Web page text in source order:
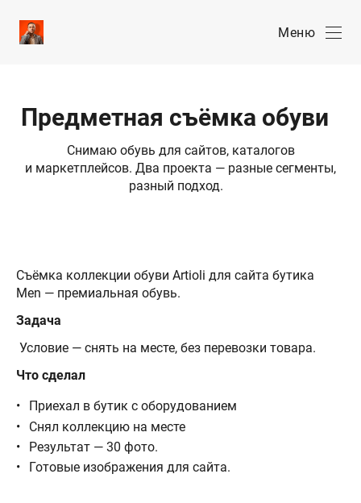
Меню
Предметная съёмка обуви
Снимаю обувь для сайтов, каталогов
и маркетплейсов. Два проекта — разные сегменты,
разный подход.
Съёмка коллекции обуви Artioli для сайта бутика
Men — премиальная обувь.
Задача
Условие — снять на месте, без перевозки товара.
Что сделал
Приехал в бутик с оборудованием
Снял коллекцию на месте
Результат — 30 фото.
Готовые изображения для сайта.